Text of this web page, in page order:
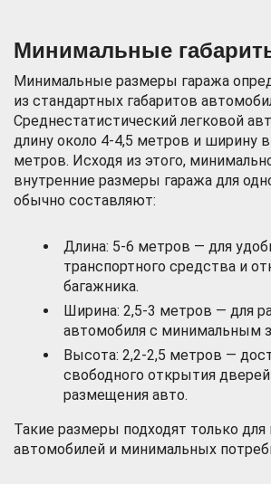
Минимальные
Минимальные размеры гаража
из стандартных габаритов
Среднестатистический легковой
длину около 4-4,5 метров и ширину
метров. Исходя из этого,
внутренние размеры гаража для
обычно составляют:
Длина: 5-6 метров — для
транспортного средства и
багажника.
Ширина: 2,5-3 метров — для
автомобиля с минимальным
Высота: 2,2-2,5 метров —
свободного открытия
размещения авто.
Такие размеры подходят только
автомобилей и минимальных